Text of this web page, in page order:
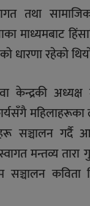
तथा
माध्यमबाट
रहेकाे
केन्द्रकी अध्यक्ष
सञ्चालन गर्दै
मन्तव्य तारा
सञ्चालन कविता